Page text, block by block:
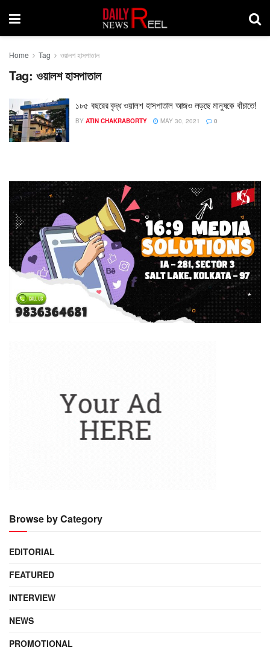
Home Tag ওয়ালশ হাসপাতাল
Tag: ওয়ালশ হাসপাতাল
১৮৫ বছরের বৃদ্ধ ওয়ালশ হাসপাতাল আজও লড়ছে মানুষকে বাঁচাতে!
BY ATIN CHAKRABORTY MAY 30, 2021 0
Browse by Category
EDITORIAL
FEATURED
INTERVIEW
NEWS
PROMOTIONAL